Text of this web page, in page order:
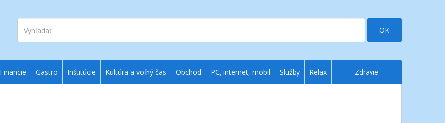
Vyhľadať
OK
Financie Gastro Inštitúcie Kultúra a voľný čas Obchod PC, internet, mobil Služby Relax Zdravie